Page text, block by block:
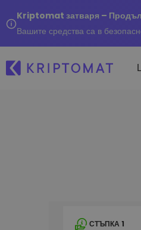
Kriptomat затваря –
Вашите средства са в
СТЪПКА 1